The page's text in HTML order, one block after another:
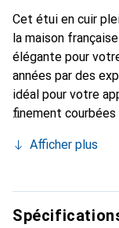
Cet étui en cuir
la maison
élégante pour
années par des
idéal pour votre
finement
smartphone. La
demeure toujours
Afficher plus